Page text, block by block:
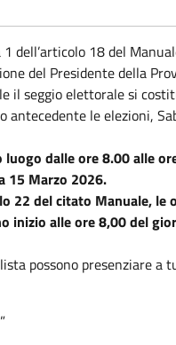
dell’articolo 18 del
del Presidente della
il seggio elettorale si
antecedente le elezioni,
luogo dalle ore 8.00 alle
15 Marzo 2026.
22 del citato Manuale, le
inizio alle ore 8,00 del
possono presenziare a